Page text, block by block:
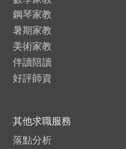
鋼琴家教
暑期家教
美術家教
伴讀陪讀
好評師資
其他求職服務
落點分析